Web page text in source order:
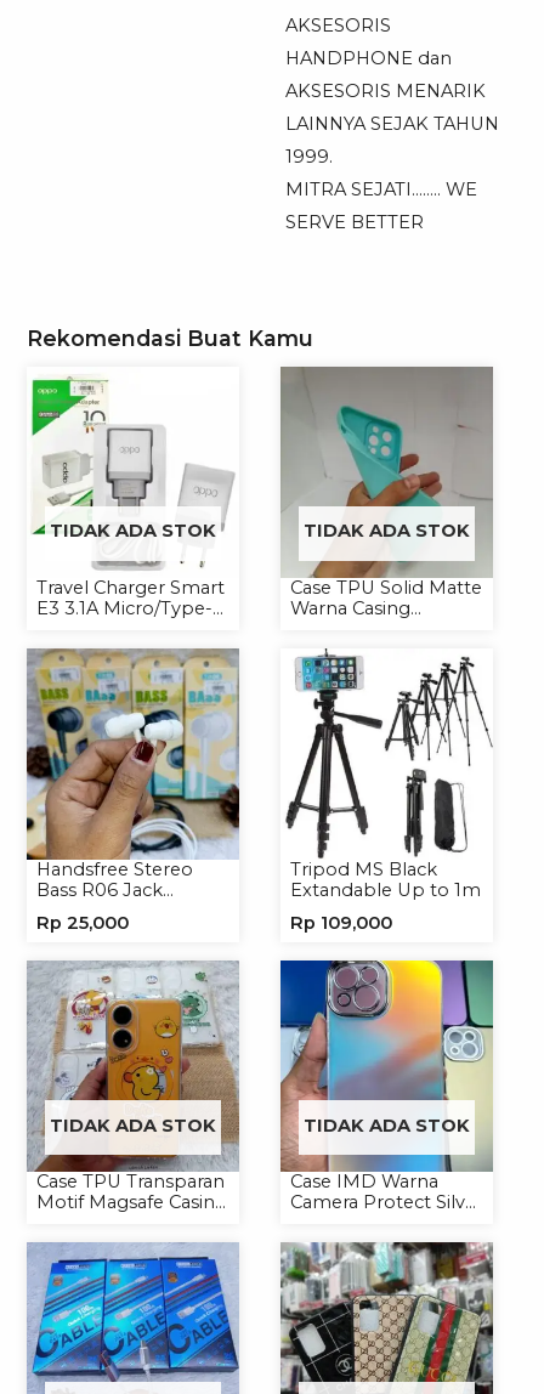
AKSESORIS
HANDPHONE dan
AKSESORIS MENARIK
LAINNYA SEJAK TAHUN
1999.
MITRA SEJATI…….. WE
SERVE BETTER
Rekomendasi Buat Kamu
TIDAK ADA STOK
Travel Charger Smart
E3 3.1A Micro/Type-C
TIDAK ADA STOK
Case TPU Solid Matte
Warna Casing
Handsfree Stereo
Bass R06 Jack
Headset Headphone
Rp 25,000
Tripod MS Black
Extandable Up to 1m
Rp 109,000
TIDAK ADA STOK
Case TPU Transparan
Motif Magsafe Casing
Softcase
TIDAK ADA STOK
Case IMD Warna
Camera Protect Silver
Hardcase Hologram